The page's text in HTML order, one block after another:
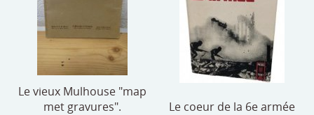
Le vieux Mulhouse "map
met gravures".
Le coeur de la 6e armée